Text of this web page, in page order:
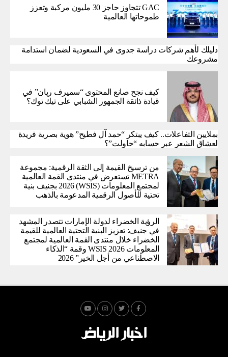
GAC تتجاوز حاجز 30 مليون مركبة وتعزز
طموحاتها العالمية
دليلك لأهم شركات دراسة جدوى في السعودية لضمان استدامة
مشروعك
كيف نجح صانع المحتوى “سميرف ريان” في
قيادة ذائقة الجمهور الشبابي على تيك توك؟
بملايين التفاعلات.. كيف يبتكر “حمد آل فطيح” هوية بصرية فريدة
لعشاق الشعر عبر حسابه “حاولت”؟
من ترسيخ القيمة إلى الثقة الرقمية: مجموعة
METRA تستعرض في منتدى القمة العالمية
لمجتمع المعلومات (WSIS) 2026 بجنيف بنية
تحتية للأصول الرقمية المدعومة بالذهب
الرؤية الخضراء لدولة الإمارات تتصدر المشهد
في جنيف: تعزيز البنية التحتية العالمية للقيمة
الخضراء خلال منتدى القمة العالمية لمجتمع
المعلومات WSIS 2026 وقمة “الذكاء
الاصطناعي من أجل الخير” 2026